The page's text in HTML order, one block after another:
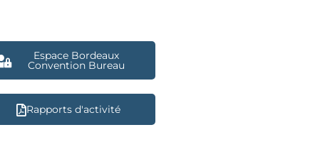
Espace Bordeaux
Convention Bureau
Rapports d'activité